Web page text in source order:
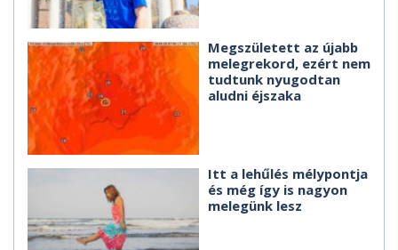
Megszületett az újabb
melegrekord, ezért nem
tudtunk nyugodtan
aludni éjszaka
Itt a lehűlés mélypontja
és még így is nagyon
melegünk lesz